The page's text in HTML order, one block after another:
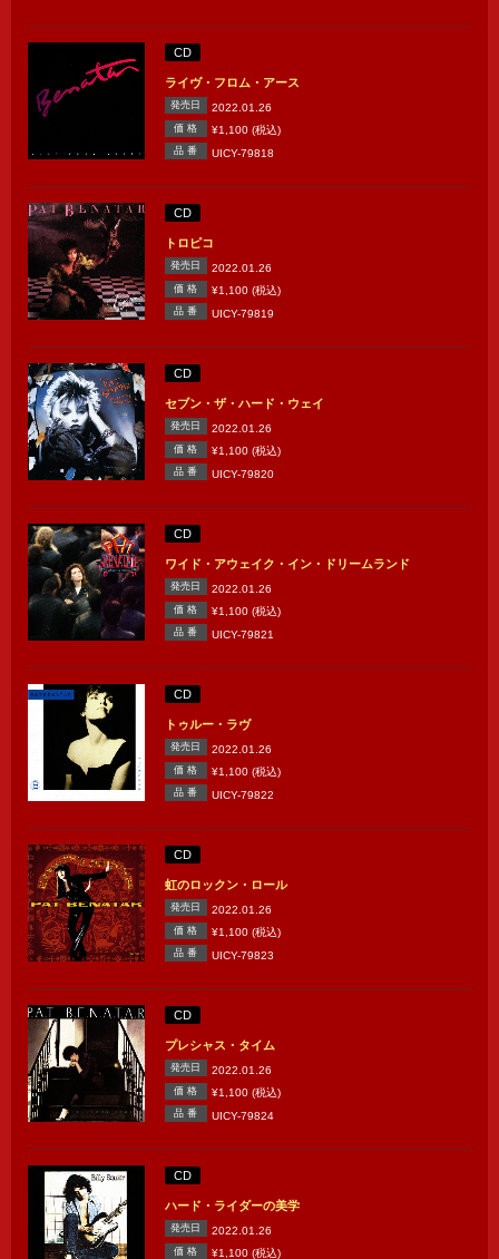
CD
ライヴ・フロム・アース
発売日 2022.01.26
価 格 ¥1,100 (税込)
品 番 UICY-79818
CD
トロピコ
発売日 2022.01.26
価 格 ¥1,100 (税込)
品 番 UICY-79819
CD
セブン・ザ・ハード・ウェイ
発売日 2022.01.26
価 格 ¥1,100 (税込)
品 番 UICY-79820
CD
ワイド・アウェイク・イン・ドリームランド
発売日 2022.01.26
価 格 ¥1,100 (税込)
品 番 UICY-79821
CD
トゥルー・ラヴ
発売日 2022.01.26
価 格 ¥1,100 (税込)
品 番 UICY-79822
CD
虹のロックン・ロール
発売日 2022.01.26
価 格 ¥1,100 (税込)
品 番 UICY-79823
CD
プレシャス・タイム
発売日 2022.01.26
価 格 ¥1,100 (税込)
品 番 UICY-79824
CD
ハード・ライダーの美学
発売日 2022.01.26
価 格 ¥1,100 (税込)